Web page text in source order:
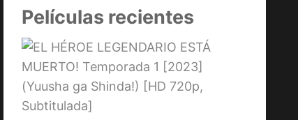
Películas recientes